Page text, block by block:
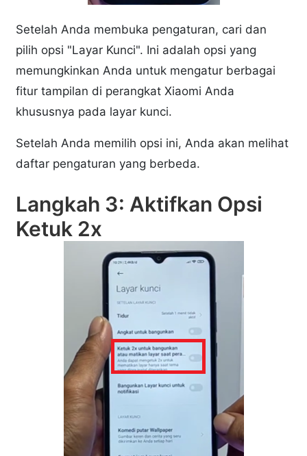
Setelah Anda membuka pengaturan, cari dan
pilih opsi "Layar Kunci". Ini adalah opsi yang
memungkinkan Anda untuk mengatur berbagai
fitur tampilan di perangkat Xiaomi Anda
khususnya pada layar kunci.
Setelah Anda memilih opsi ini, Anda akan melihat
daftar pengaturan yang berbeda.
Langkah 3: Aktifkan Opsi
Ketuk 2x